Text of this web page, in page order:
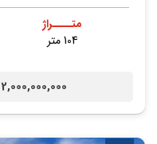
متــــراژ
104 متر
2,000,000,000 تومان /